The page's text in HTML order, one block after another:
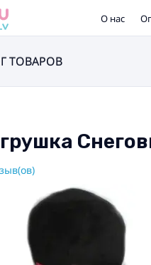
О нас
ТОВАРОВ